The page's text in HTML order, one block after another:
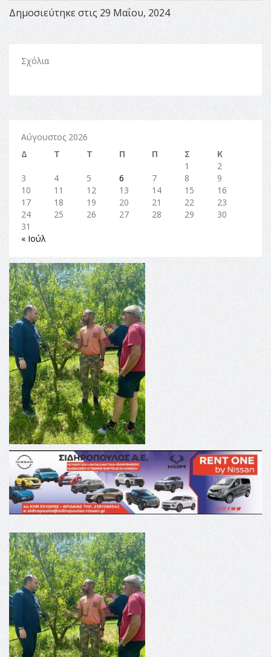
Δημοσιεύτηκε στις 29 Μαΐου, 2024
Σχόλια
Αύγουστος 2026
Δ
Τ Τ Π Π Σ
Κ
1
2
3
4 5 6 7 8
9
10
11 12 13 14 15
16
17
18 19 20 21 22
23
24
25 26 27 28 29
30
31
« Ιούλ